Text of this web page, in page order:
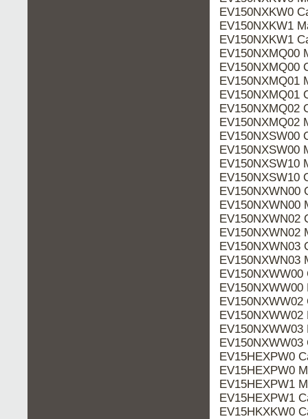
EV150NXKW0
EV150NXKW1
EV150NXKW1
EV150NXMQ00
EV150NXMQ00
EV150NXMQ01
EV150NXMQ01
EV150NXMQ02
EV150NXMQ02
EV150NXSW00
EV150NXSW00
EV150NXSW10
EV150NXSW10
EV150NXWN00
EV150NXWN00
EV150NXWN02
EV150NXWN02
EV150NXWN03
EV150NXWN03
EV15HEXPW0
EV15HEXPW0
EV15HEXPW1
EV15HEXPW1
EV15HKXKW0